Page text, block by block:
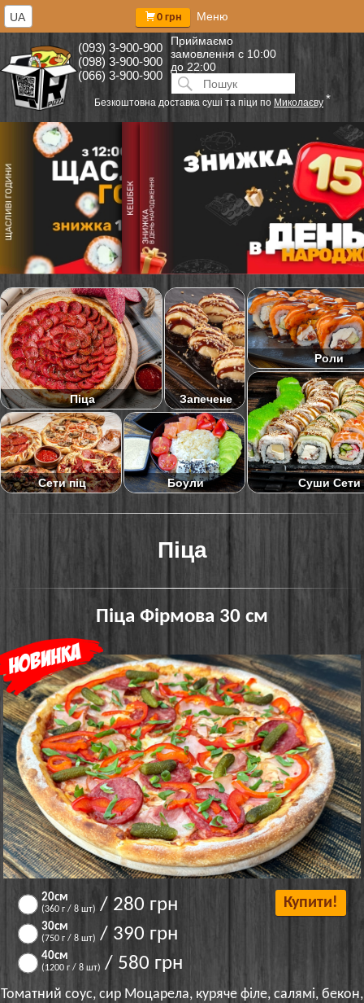
(093) 3-900-900
(098) 3-900-900
(066) 3-900-900
Приймаємо
замовлення с 10:00
до 22:00
Искать:ПОИСК
0 грн Меню
Безкоштовна доставка суші та піци по Миколаєву *
UA
Піца Запечене
Роли
Сети піц Боули Суши Сети
Піца
Піца Фірмова 30 см
20см
(360 г / 8 шт) / 280 грн
30см
(750 г / 8 шт) / 390 грн
40см
(1200 г / 8 шт) / 580 грн
Купити!
Томатний соус, сир Моцарела, куряче філе, салямі, бекон,